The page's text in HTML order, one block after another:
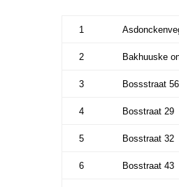
1
2 Bakhuuske
3 Bossstraat 56
4 Bosstraat 29
5 Bosstraat 32
6 Bosstraat 43